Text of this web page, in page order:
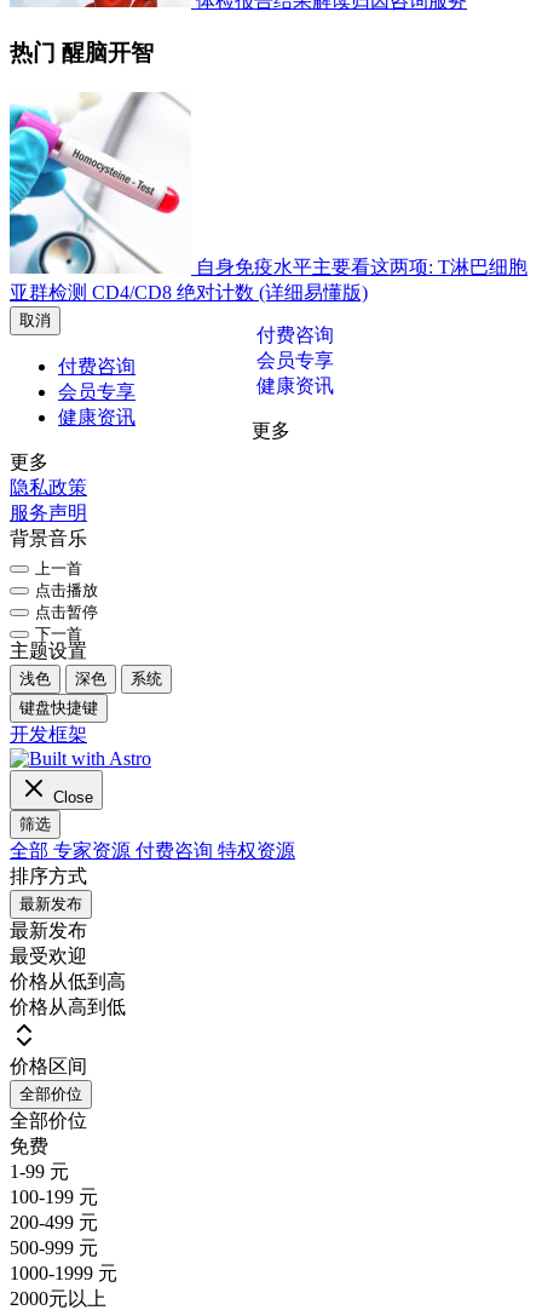
热门 醒脑开智
自身免疫水平主要看这两项: T淋巴细胞
亚群检测 CD4/CD8 绝对计数 (详细易懂版)
取消
付费咨询
付费咨询
会员专享
会员专享
健康资讯
健康资讯
更多
更多
隐私政策
服务声明
背景音乐
上一首
点击播放
点击暂停
下一首
主题设置
浅色 深色
系统
键盘快捷键
开发框架
Close
筛选
全部 专家资源 付费咨询 特权资源
排序方式
最新发布
最新发布
最受欢迎
价格从低到高
价格从高到低
价格区间
全部价位
全部价位
免费
1-99 元
100-199 元
200-499 元
500-999 元
1000-1999 元
2000元以上